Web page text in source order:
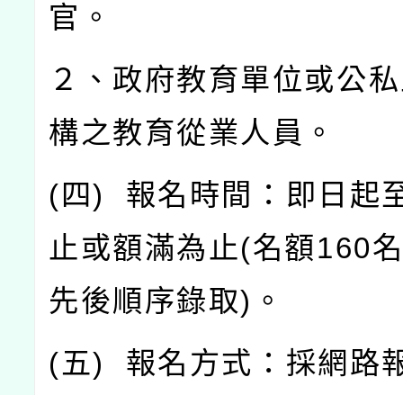
官。
２、政府教育單位或公
構之教育從業人員。
( 四) 報名時間：即日起
止或額滿為止(名額160
先後順序錄取) 。
(五) 報名方式：採網路